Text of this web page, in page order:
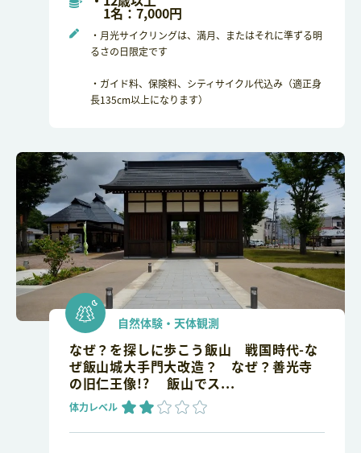
1名：7,000円
・月光サイクリングは、満月、またはそれに準ずる明
るさの日限定です
・ガイド料、保険料、シティサイクル代込み（適正身
長135cm以上になります）
自然体験・天体観測
なぜ？を探しに歩こう飯山 戦国時代-な
ぜ飯山城大手門大改造？ なぜ？善光寺
の旧仁王像!? 飯山でス...
体力レベル